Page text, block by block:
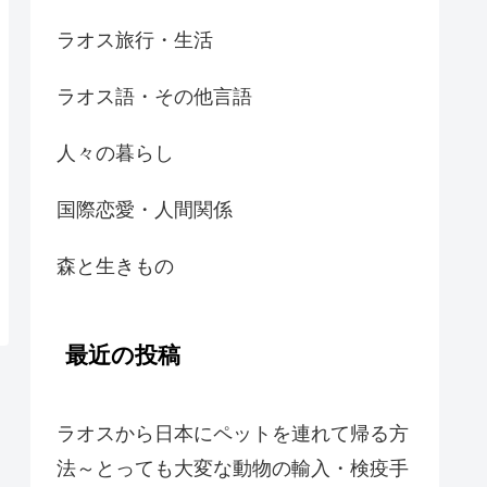
ラオス旅行・生活
ラオス語・その他言語
人々の暮らし
国際恋愛・人間関係
森と生きもの
最近の投稿
ラオスから日本にペットを連れて帰る方
法～とっても大変な動物の輸入・検疫手